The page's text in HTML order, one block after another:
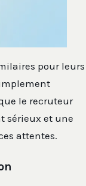
pour leurs
le recruteur
sérieux et une
attentes.